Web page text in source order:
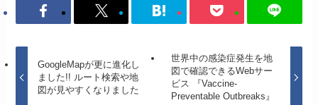
GoogleMapが更に進化し
ました!! ルート検索や地
図が見やすくなりました
世界中の感染症発生を地
図で確認できるWebサー
ビス 『Vaccine-
Preventable Outbreaks』